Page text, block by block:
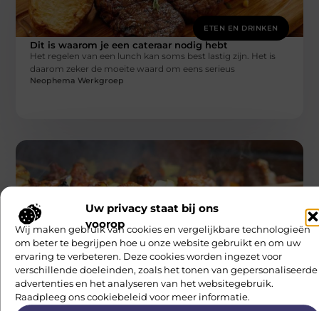
Uw privacy staat bij ons
voorop
Wij maken gebruik van cookies en vergelijkbare technologieën
om beter te begrijpen hoe u onze website gebruikt en om uw
ervaring te verbeteren. Deze cookies worden ingezet voor
verschillende doeleinden, zoals het tonen van gepersonaliseerde
advertenties en het analyseren van het websitegebruik.
Raadpleeg ons cookiebeleid voor meer informatie.
ETEN EN DRINKEN
Dit is waarom je een cateraar nodig hebt
Het regelen van een lunch kan soms best lastig zijn. Het is
daarom zeker de moeite waard om eens serieus
Neophema Werkgroep
ETEN EN DRINKEN
Hoe organiseer je een geslaagde BBQ?
Kies de juiste dag om te barbecueën vermijd dagen waarop
het te warm of te hard waait. Bij barbecueën kan